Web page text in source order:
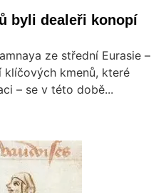
byli dealeři konopí
ze střední Eurasie –
kmenů, které
– se v této době...